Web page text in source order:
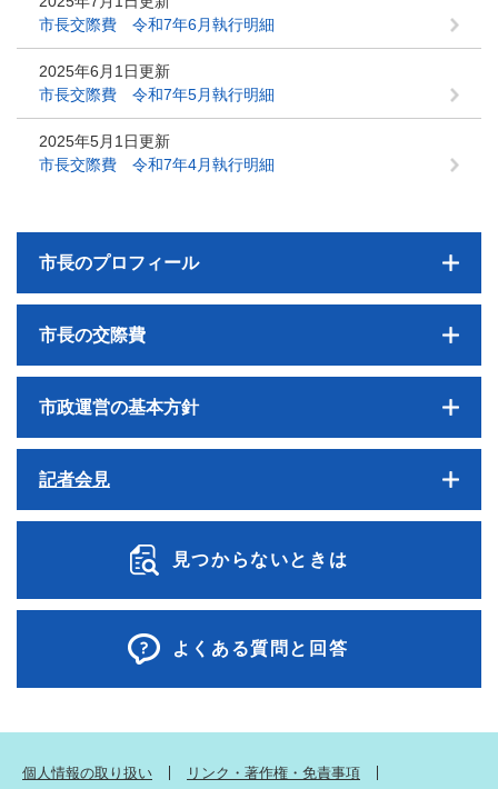
市長交際費 令和7年6月執行明細
2025年6月1日更新
市長交際費 令和7年5月執行明細
2025年5月1日更新
市長交際費 令和7年4月執行明細
市長のプロフィール
市長の交際費
市政運営の基本方針
記者会見
見つからないときは
よくある質問と回答
個人情報の取り扱い
リンク・著作権・免責事項